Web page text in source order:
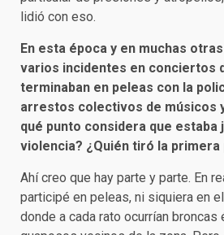
lidió con eso.
En esta época y en muchas
varios incidentes en conciertos
terminaban en peleas con la
arrestos colectivos de músicos
qué punto considera que estaba
violencia? ¿Quién tiró la primera
Ahí creo que hay parte y parte. En
participé en peleas, ni siquiera en
donde a cada rato ocurrían broncas